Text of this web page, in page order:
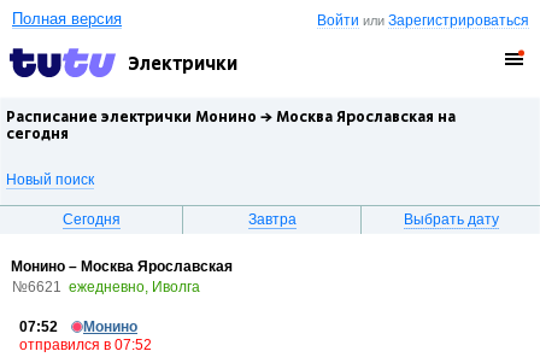
Войти илиЗарегистрироваться
Полная версия
Электрички
Расписание электрички Монино → Москва Ярославская на
сегодня
Новый поиск
Сегодня Завтра Выбрать дату
Монино – Москва Ярославская
№6621 ежедневно, Иволга
07:52
Монино
отправился в 07:52